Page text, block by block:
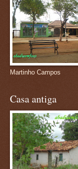
Martinho Campos
Casa antiga